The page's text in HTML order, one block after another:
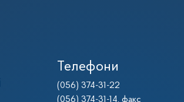
Телефони
(056) 374-31-22
(056) 374-31-14, факс